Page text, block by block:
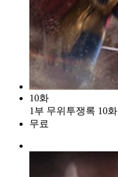
10화
1부 무위투쟁록 10화
무료